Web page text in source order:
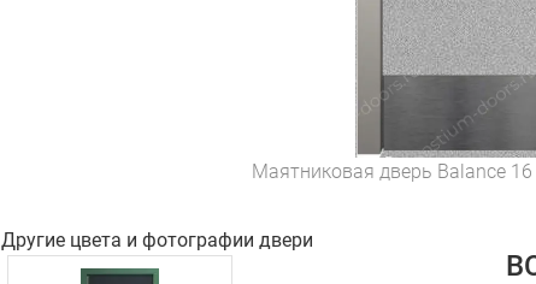
Маятниковая дверь Balance
Другие цвета и фотографии двери